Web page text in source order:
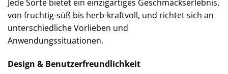
Jede Sorte bietet ein einzigartiges Geschmackserlebnis,
von fruchtig-süß bis herb-kraftvoll, und richtet sich an
unterschiedliche Vorlieben und
Anwendungssituationen.
Design & Benutzerfreundlichkeit